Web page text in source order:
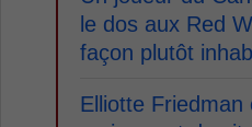
le dos aux Red
façon plutôt
Elliotte Friedman